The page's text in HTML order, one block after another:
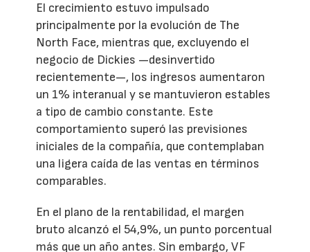
El crecimiento estuvo impulsado
principalmente por la evolución de The
North Face, mientras que, excluyendo el
negocio de Dickies —desinvertido
recientemente—, los ingresos aumentaron
un 1% interanual y se mantuvieron estables
a tipo de cambio constante. Este
comportamiento superó las previsiones
iniciales de la compañía, que contemplaban
una ligera caída de las ventas en términos
comparables.
En el plano de la rentabilidad, el margen
bruto alcanzó el 54,9%, un punto porcentual
más que un año antes. Sin embargo, VF